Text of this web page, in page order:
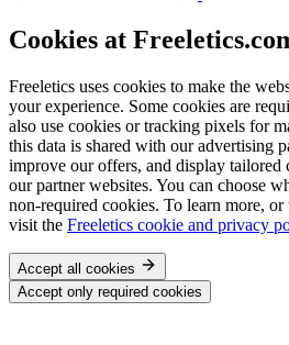
Cookies at
Freeletics uses cookies to make the
your experience. Some cookies are
also use cookies or tracking pixels for
this data is shared with our advertising
improve our offers, and display tailored
our partner websites. You can choose
non-required cookies. To learn more, or
visit the Freeletics cookie and privacy
Accept all cookies
Accept only required cookies